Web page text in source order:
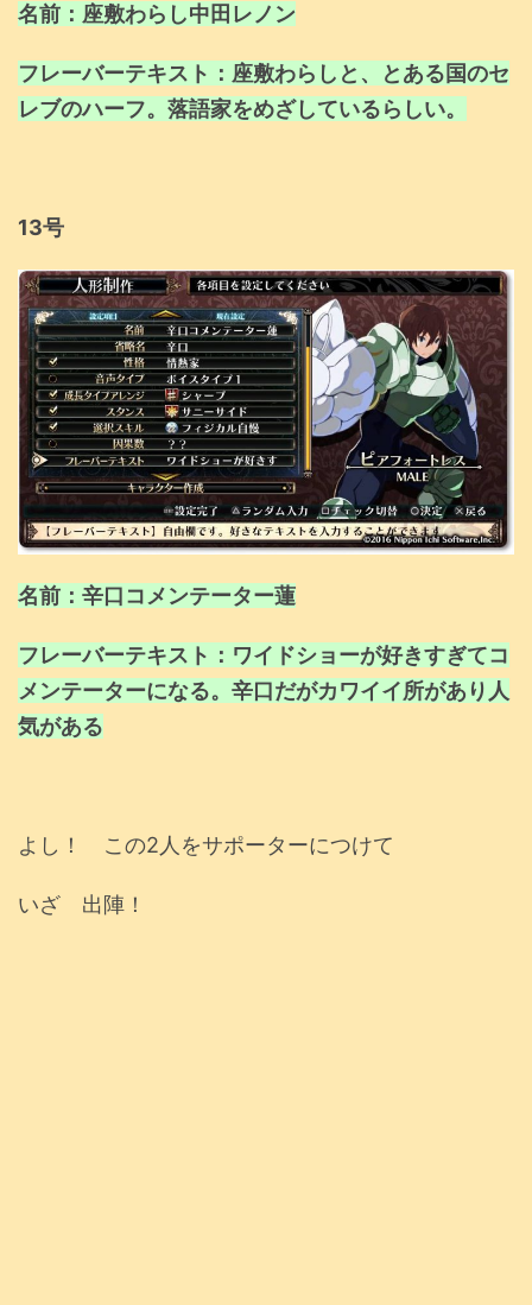
名前：座敷わらし中田レノン
フレーバーテキスト：座敷わらしと、とある国のセ
レブのハーフ。落語家をめざしているらしい。
13号
名前：辛口コメンテーター蓮
フレーバーテキスト：ワイドショーが好きすぎてコ
メンテーターになる。辛口だがカワイイ所があり人
気がある
よし！ この2人をサポーターにつけて
いざ 出陣！